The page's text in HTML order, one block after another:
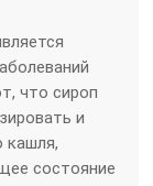
что сироп
и
кашля,
состояние